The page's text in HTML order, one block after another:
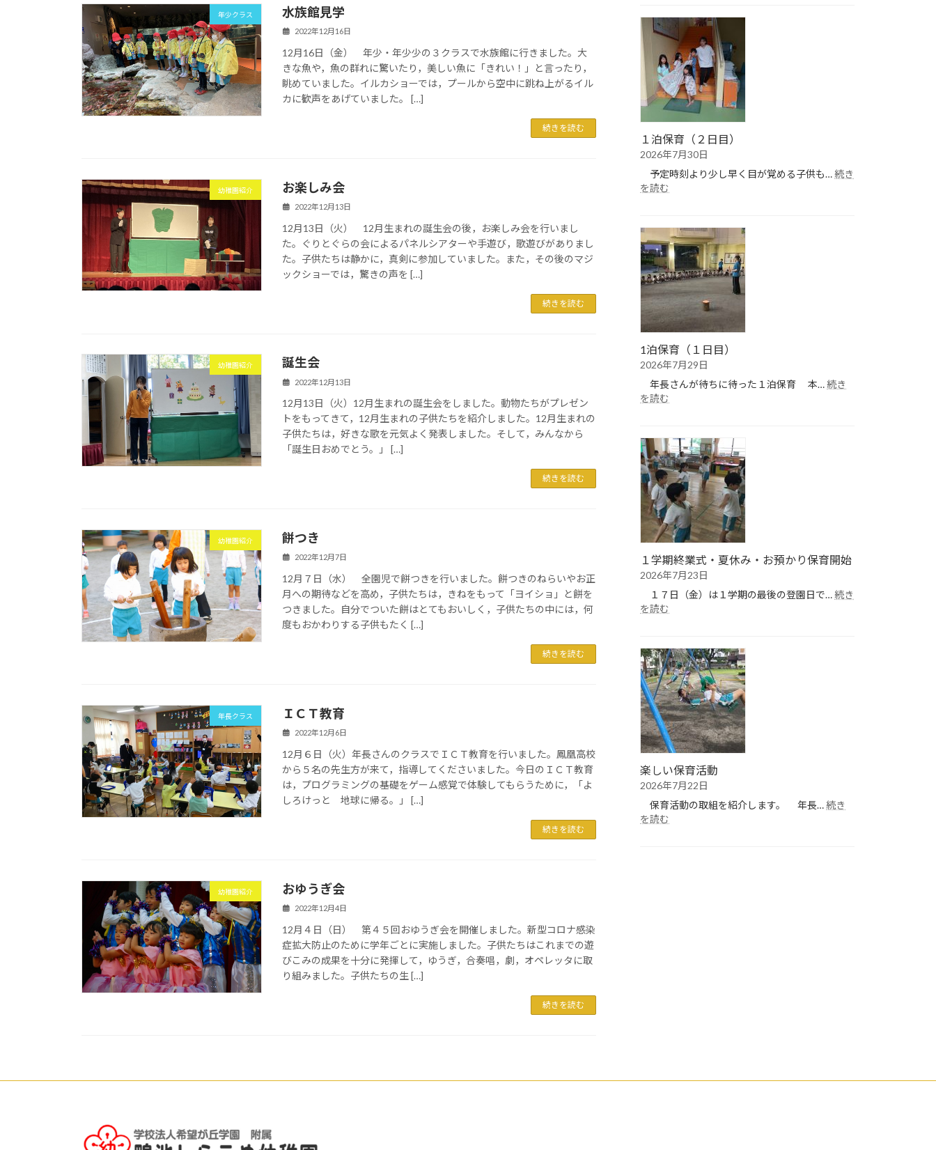
年少クラス 水族館見学
2022年12月16日
12月16日（金） 年少・年少少の３クラスで水族館に行きました。大
きな魚や，魚の群れに驚いたり，美しい魚に「きれい！」と言ったり，
眺めていました。イルカショーでは，プールから空中に跳ね上がるイル
カに歓声をあげていました。 […]
続きを読む
幼稚園紹介 お楽しみ会
2022年12月13日
12月13日（火） 12月生まれの誕生会の後，お楽しみ会を行いまし
た。ぐりとぐらの会によるパネルシアターや手遊び，歌遊びがありまし
た。子供たちは静かに，真剣に参加していました。また，その後のマジ
ックショーでは，驚きの声を […]
続きを読む
幼稚園紹介 誕生会
2022年12月13日
12月13日（火）12月生まれの誕生会をしました。動物たちがプレゼン
トをもってきて，12月生まれの子供たちを紹介しました。12月生まれの
子供たちは，好きな歌を元気よく発表しました。そして，みんなから
「誕生日おめでとう。」 […]
続きを読む
幼稚園紹介 餅つき
2022年12月7日
12月７日（水） 全園児で餅つきを行いました。餅つきのねらいやお正
月への期待などを高め，子供たちは，きねをもって「ヨイショ」と餅を
つきました。自分でついた餅はとてもおいしく，子供たちの中には，何
度もおかわりする子供もたく […]
続きを読む
年長クラス ＩＣＴ教育
2022年12月6日
12月６日（火）年長さんのクラスでＩＣＴ教育を行いました。鳳凰高校
から５名の先生方が来て，指導してくださいました。今日のＩＣＴ教育
は，プログラミングの基礎をゲーム感覚で体験してもらうために，「よ
しろけっと 地球に帰る。」 […]
続きを読む
幼稚園紹介 おゆうぎ会
2022年12月4日
12月４日（日） 第４５回おゆうぎ会を開催しました。新型コロナ感染
症拡大防止のために学年ごとに実施しました。子供たちはこれまでの遊
びこみの成果を十分に発揮して，ゆうぎ，合奏唱，劇，オペレッタに取
り組みました。子供たちの生 […]
続きを読む
ぽ
ぽ
ク
ラ
ブ
（プ
ー
ル
び）
１泊保育（２日目）
2026年7月30日
予定時刻より少し早く目が覚める子供も…続き
を読む
保
育
（２
日
目）
1泊保育（１日目）
2026年7月29日
年長さんが待ちに待った１泊保育 本…続き
を読む
育
（１
日
目）
１学期終業式・夏休み・お預かり保育開始
2026年7月23日
１７日（金）は１学期の最後の登園日で…続き
を読む
期
終
業
式・
夏
休
み・
お
か
り
保
楽しい保育活動
2026年7月22日
保育活動の取組を紹介します。 年長…続き
を読む